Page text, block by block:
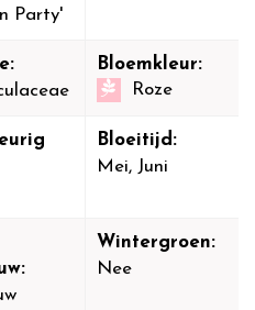
Party'
Bloemkleur:
Roze
Bloeitijd:
Mei, Juni
Wintergroen:
Nee